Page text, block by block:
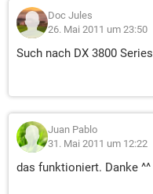
Doc Jules
26. Mai 2011 um 23:50
Such nach DX 3800 Series
Juan Pablo
31. Mai 2011 um 12:22
das funktioniert. Danke ^^